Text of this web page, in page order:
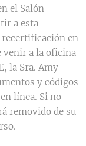
el Salón
a esta
recertificación en
venir a la oficina
la Sra. Amy
y códigos
línea. Si no
removido de su